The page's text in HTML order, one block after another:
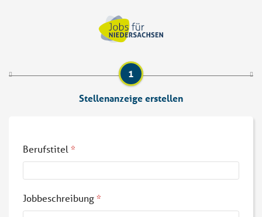
Stellenanzeige erstellen
Berufstitel *
Jobbeschreibung*